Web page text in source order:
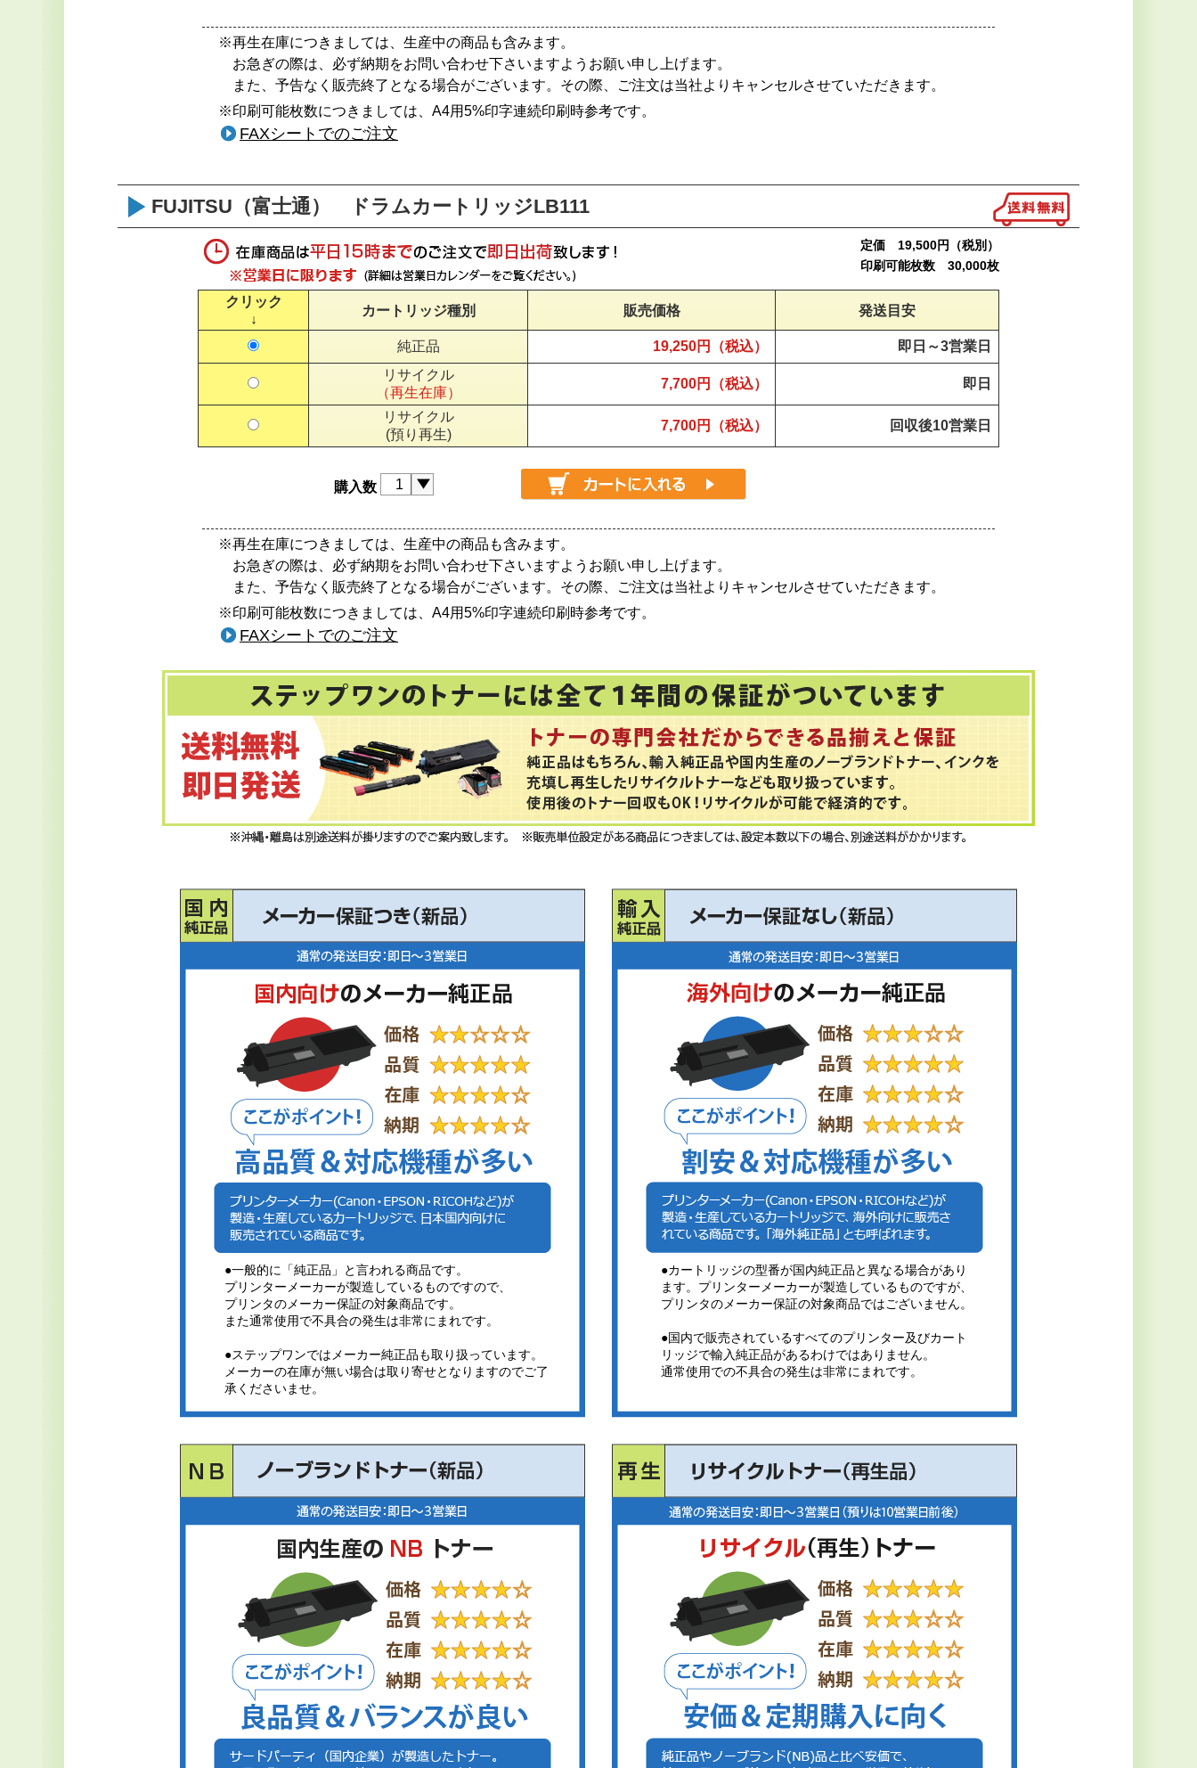
※再生在庫につきましては、生産中の商品も含みます。
お急ぎの際は、必ず納期をお問い合わせ下さいますようお願い申し上げます。
また、予告なく販売終了となる場合がございます。その際、ご注文は当社よりキャンセルさせていただきます。
※印刷可能枚数につきましては、A4用5%印字連続印刷時参考です。
FAXシートでのご注文
FUJITSU（富士通） ドラムカートリッジLB111
定価 19,500円（税別）
印刷可能枚数 30,000枚
クリック
↓
カートリッジ種別 販売価格 発送目安
純正品 19,250円（税込） 即日～3営業日
リサイクル
（再生在庫）
7,700円（税込） 即日
リサイクル
(預り再生)
7,700円（税込） 回収後10営業日
購入数
※再生在庫につきましては、生産中の商品も含みます。
お急ぎの際は、必ず納期をお問い合わせ下さいますようお願い申し上げます。
また、予告なく販売終了となる場合がございます。その際、ご注文は当社よりキャンセルさせていただきます。
※印刷可能枚数につきましては、A4用5%印字連続印刷時参考です。
FAXシートでのご注文
●一般的に「純正品」と言われる商品です。
プリンターメーカーが製造しているものですので、
プリンタのメーカー保証の対象商品です。
また通常使用で不具合の発生は非常にまれです。
●ステップワンではメーカー純正品も取り扱っています。
メーカーの在庫が無い場合は取り寄せとなりますのでご了
承くださいませ。
●カートリッジの型番が国内純正品と異なる場合があり
ます。プリンターメーカーが製造しているものですが、
プリンタのメーカー保証の対象商品ではございません。
●国内で販売されているすべてのプリンター及びカート
リッジで輸入純正品があるわけではありません。
通常使用での不具合の発生は非常にまれです。